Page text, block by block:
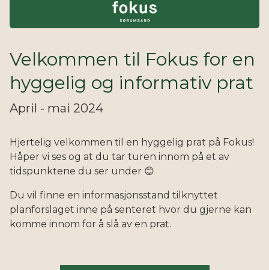
Velkommen til Fokus for en
hyggelig og informativ prat
April - mai 2024
Hjertelig velkommen til en hyggelig prat på Fokus!
Håper vi ses og at du tar turen innom på et av
tidspunktene du ser under 😊
Du vil finne en informasjonsstand tilknyttet
planforslaget inne på senteret hvor du gjerne kan
komme innom for å slå av en prat.